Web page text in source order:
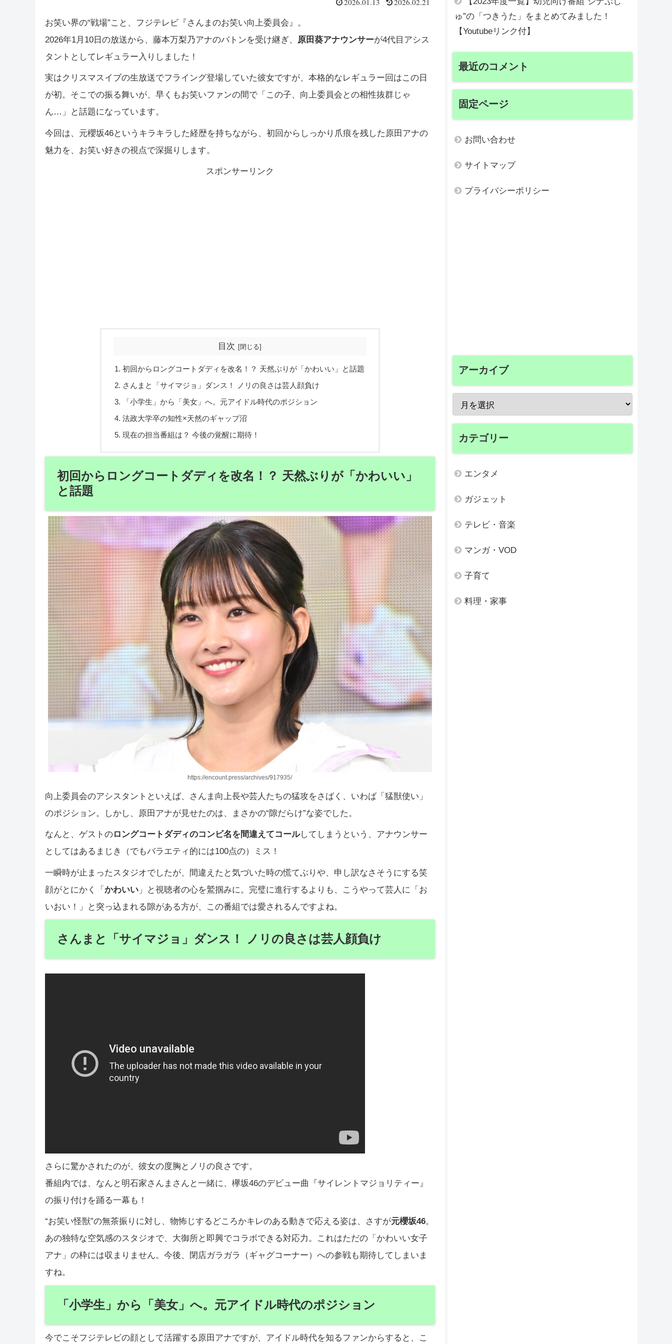
お笑い界の“戦場”こと、フジテレビ『さんまのお笑い向上委員会』。
2026年1月10日の放送から、藤本万梨乃アナのバトンを受け継ぎ、 原田葵アナウンサーが4代目アシス
タントとしてレギュラー入りしました！
実はクリスマスイブの生放送でフライング登場していた彼女ですが、本格的なレギュラー回はこの日
が初。そこでの振る舞いが、早くもお笑いファンの間で「この子、向上委員会との相性抜群じゃ
ん…」と話題になっています。
今回は、元櫻坂46というキラキラした経歴を持ちながら、初回からしっかり爪痕を残した原田アナの
魅力を、お笑い好きの視点で深掘りします。
スポンサーリンク
目次
初回からロングコートダディを改名！？ 天然ぶりが「かわいい」と話題
さんまと「サイマジョ」ダンス！ ノリの良さは芸人顔負け
「小学生」から「美女」へ。元アイドル時代のポジション
法政大学卒の知性×天然のギャップ沼
現在の担当番組は？ 今後の覚醒に期待！
初回からロングコートダディを改名！？ 天然ぶりが「かわいい」
と話題
https://encount.press/archives/917935/
向上委員会のアシスタントといえば、さんま向上長や芸人たちの猛攻をさばく、いわば「猛獣使い」
のポジション。しかし、原田アナが見せたのは、まさかの“隙だらけ”な姿でした。
なんと、ゲストのロングコートダディのコンビ名を間違えてコールしてしまうという、アナウンサー
としてはあるまじき（でもバラエティ的には100点の）ミス！
一瞬時が止まったスタジオでしたが、間違えたと気づいた時の慌てぶりや、申し訳なさそうにする笑
顔がとにかく「 かわいい」と視聴者の心を鷲掴みに。完璧に進行するよりも、こうやって芸人に「お
いおい！」と突っ込まれる隙がある方が、この番組では愛されるんですよね。
さんまと「サイマジョ」ダンス！ ノリの良さは芸人顔負け
さらに驚かされたのが、彼女の度胸とノリの良さです。
番組内では、なんと明石家さんまさんと一緒に、欅坂46のデビュー曲『サイレントマジョリティー』
の振り付けを踊る一幕も！
“お笑い怪獣”の無茶振りに対し、物怖じするどころかキレのある動きで応える姿は、さすが元櫻坂46。
あの独特な空気感のスタジオで、大御所と即興でコラボできる対応力。これはただの「かわいい女子
アナ」の枠には収まりません。今後、閉店ガラガラ（ギャグコーナー）への参戦も期待してしまいま
すね。
「小学生」から「美女」へ。元アイドル時代のポジション
今でこそフジテレビの顔として活躍する原田アナですが、アイドル時代を知るファンからすると、こ
ゅ”の「つきうた」をまとめてみました！
【Youtubeリンク付】
最近のコメント
固定ページ
お問い合わせ
サイトマップ
プライバシーポリシー
アーカイブ
カテゴリー
エンタメ
ガジェット
テレビ・音楽
マンガ・VOD
子育て
料理・家事